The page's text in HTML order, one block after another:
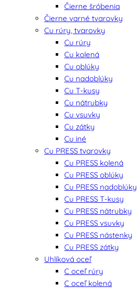
Čierne šróbenia
Čierne varné tvarovky
Cu rúry, tvarovky
Cu rúry
Cu kolená
Cu oblúky
Cu nadoblúky
Cu T-kusy
Cu nátrubky
Cu vsuvky
Cu zátky
Cu iné
Cu PRESS tvarovky
Cu PRESS kolená
Cu PRESS oblúky
Cu PRESS nadoblúky
Cu PRESS T-kusy
Cu PRESS nátrubky
Cu PRESS vsuvky
Cu PRESS nástenky
Cu PRESS zátky
Uhlíková oceľ
C oceľ rúry
C oceľ kolená